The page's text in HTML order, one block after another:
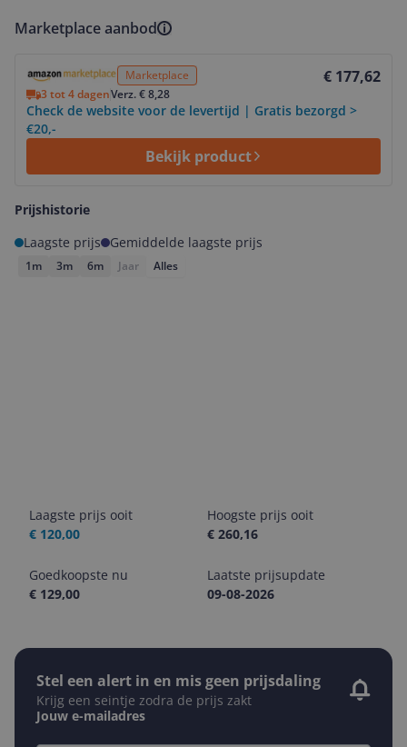
Marketplace aanbod
Marketplace € 177,62
3 tot 4 dagenVerz. € 8,28
Check de website voor de levertijd | Gratis bezorgd >
€20,-
Bekijk product
Prijshistorie
Laagste prijs
Gemiddelde laagste prijs
1m 3m 6m Jaar Alles
Laagste prijs ooit
€ 120,00
Hoogste prijs ooit
€ 260,16
Goedkoopste nu
€ 129,00
Laatste prijsupdate
09-08-2026
Stel een alert in en mis geen prijsdaling
Krijg een seintje zodra de prijs zakt
Jouw e-mailadres